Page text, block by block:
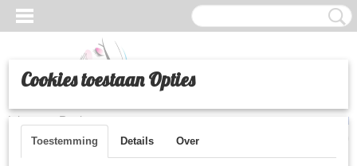
Inloggen Registreren
Cookies toestaan Opties
Toestemming Details Over